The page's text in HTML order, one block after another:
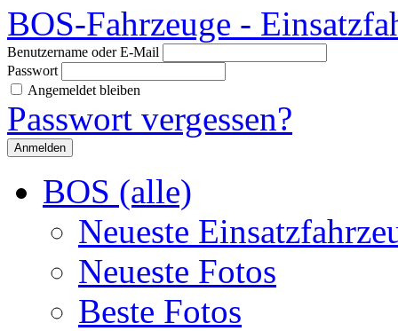
BOS-Fahrzeuge -
Benutzername oder E-Mail
Passwort
Angemeldet bleiben
Passwort vergessen?
BOS (alle)
Neueste
Neueste Fotos
Beste Fotos